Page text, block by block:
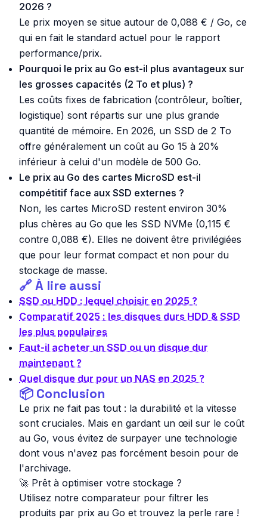
2026 ?
Le prix moyen se situe autour de 0,088 € / Go, ce
qui en fait le standard actuel pour le rapport
performance/prix.
Pourquoi le prix au Go est-il plus avantageux sur
les grosses capacités (2 To et plus) ?
Les coûts fixes de fabrication (contrôleur, boîtier,
logistique) sont répartis sur une plus grande
quantité de mémoire. En 2026, un SSD de 2 To
offre généralement un coût au Go 15 à 20%
inférieur à celui d'un modèle de 500 Go.
Le prix au Go des cartes MicroSD est-il
compétitif face aux SSD externes ?
Non, les cartes MicroSD restent environ 30%
plus chères au Go que les SSD NVMe (0,115 €
contre 0,088 €). Elles ne doivent être privilégiées
que pour leur format compact et non pour du
stockage de masse.
🔗 À lire aussi
SSD ou HDD : lequel choisir en 2025 ?
Comparatif 2025 : les disques durs HDD & SSD
les plus populaires
Faut-il acheter un SSD ou un disque dur
maintenant ?
Quel disque dur pour un NAS en 2025 ?
📦 Conclusion
Le prix ne fait pas tout : la durabilité et la vitesse
sont cruciales. Mais en gardant un œil sur le coût
au Go, vous évitez de surpayer une technologie
dont vous n'avez pas forcément besoin pour de
l'archivage.
🚀 Prêt à optimiser votre stockage ?
Utilisez notre comparateur pour filtrer les
produits par prix au Go et trouvez la perle rare !